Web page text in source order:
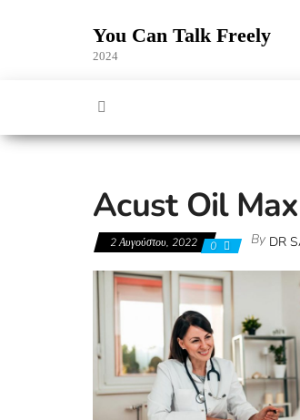
You Can Talk Freely
2024
Acust Oil Max
2 Αυγούστου, 2022 0 By DR